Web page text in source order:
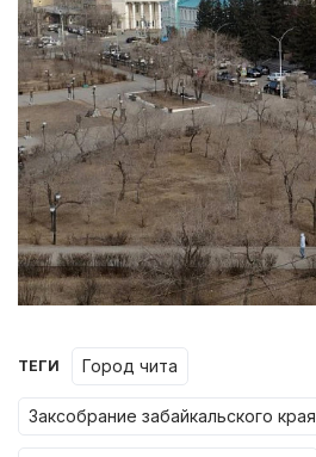
ТЕГИ город чита
заксобрание забайкальского края